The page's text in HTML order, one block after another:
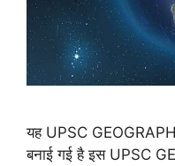
यह UPSC
बनाई गई है इस UPSC